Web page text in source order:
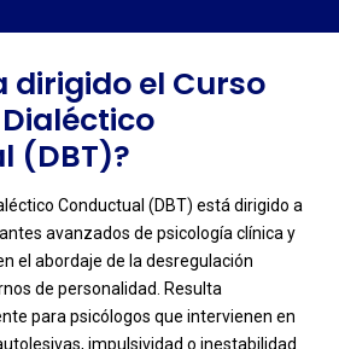
dirigido el Curso
(DBT)?
Conductual (DBT) está dirigido a
avanzados de psicología clínica y
el abordaje de la desregulación
de personalidad. Resulta
para psicólogos que intervienen en
impulsividad o inestabilidad